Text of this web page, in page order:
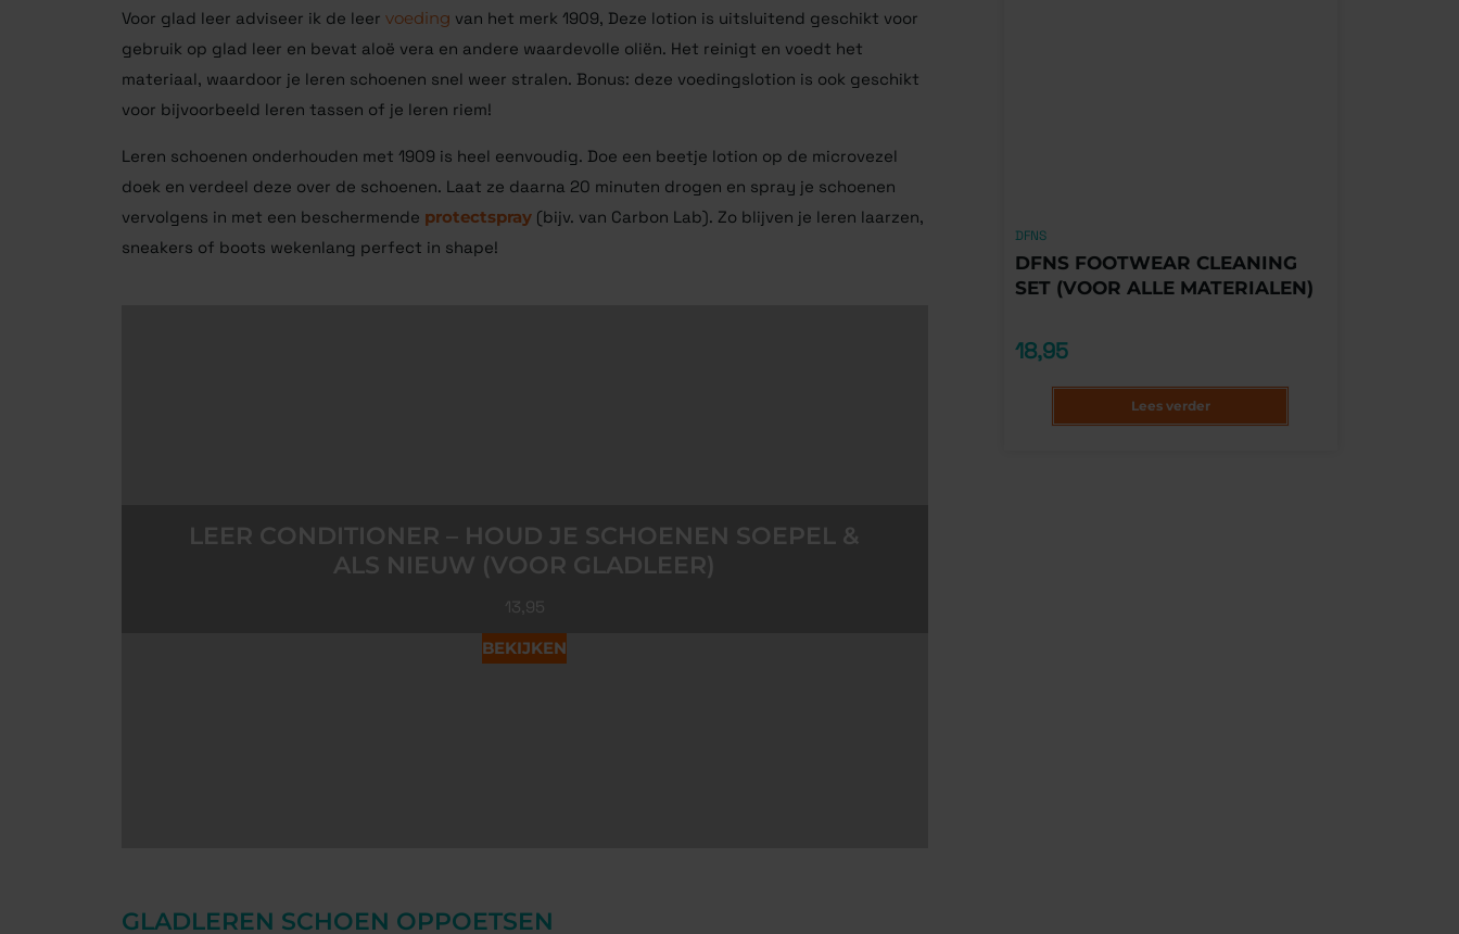
Voor glad leer adviseer ik de leer voeding van het merk 1909, Deze lotion is uitsluitend geschikt voor
gebruik op glad leer en bevat aloë vera en andere waardevolle oliën. Het reinigt en voedt het
materiaal, waardoor je leren schoenen snel weer stralen. Bonus: deze voedingslotion is ook geschikt
voor bijvoorbeeld leren tassen of je leren riem!
Leren schoenen onderhouden met 1909 is heel eenvoudig. Doe een beetje lotion op de microvezel
doek en verdeel deze over de schoenen. Laat ze daarna 20 minuten drogen en spray je schoenen
vervolgens in met een beschermende protectspray (bijv. van Carbon Lab). Zo blijven je leren laarzen,
sneakers of boots wekenlang perfect in shape!
LEER CONDITIONER – HOUD JE SCHOENEN SOEPEL &
ALS NIEUW (VOOR GLADLEER)
13,95
BEKIJKEN
GLADLEREN SCHOEN OPPOETSEN
DFNS
DFNS FOOTWEAR CLEANING
SET (VOOR ALLE MATERIALEN)
18,95
Lees verder